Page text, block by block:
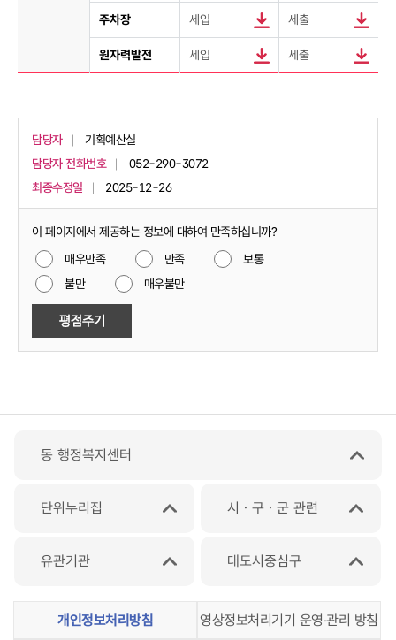
주차장 세입 세출
원자력발전 세입 세출
담당자
기획예산실
담당자 전화번호
052-290-3072
최종수정일
2025-12-26
이 페이지에서 제공하는 정보에 대하여 만족하십니까?
매우만족
만족
보통
불만
매우불만
동 행정복지센터
단위누리집 시ㆍ구ㆍ군 관련
유관기관 대도시중심구
개인정보처리방침 영상정보처리기기 운영‧관리 방침